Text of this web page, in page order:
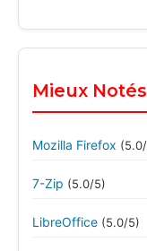
Mieux Notés
Mozilla Firefox
7-Zip (5.0/5)
LibreOffice (5.0/5)